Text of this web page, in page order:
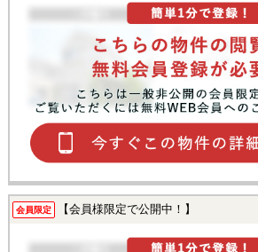
会員限定 【会員様限定で公開中！】